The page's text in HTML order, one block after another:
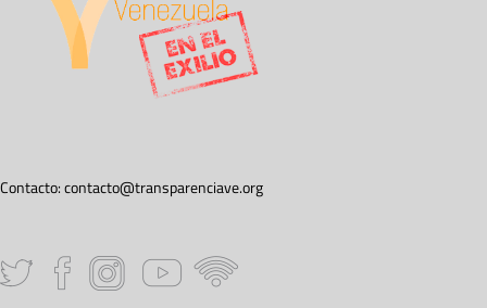
Contacto:contacto@transparenciave.org